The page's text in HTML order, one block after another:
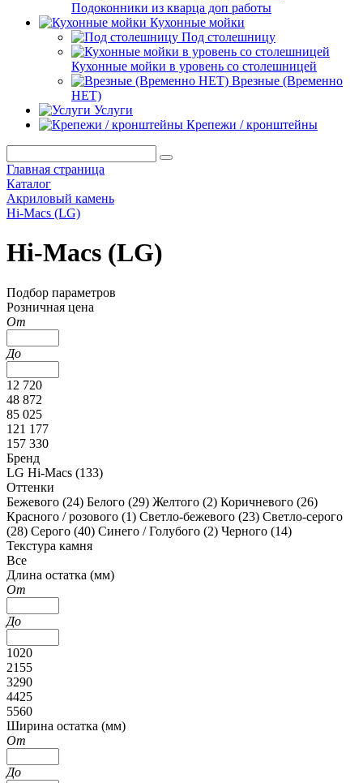
Подоконники из кварца доп работы
Кухонные мойки
Под столешницу
Кухонные мойки в уровень со столешницей
Врезные (Временно
НЕТ)
Услуги
Крепежи / кронштейны
Главная страница
Каталог
Акриловый камень
Hi-Macs (LG)
Hi-Macs (LG)
Подбор параметров
Розничная цена
От
До
12 720
48 872
85 025
121 177
157 330
Бренд
LG Hi-Macs (133)
Оттенки
Бежевого (24) Белого (29) Желтого (2) Коричневого (26)
Красного / розового (1) Светло-бежевого (23) Светло-серого
(28) Серого (40) Синего / Голубого (2) Черного (14)
Текстура камня
Все
Длина остатка (мм)
От
До
1020
2155
3290
4425
5560
Ширина остатка (мм)
От
До